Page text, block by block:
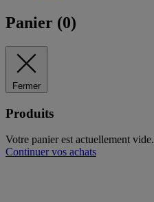
Panier (0)
Fermer
Produits
Votre panier est actuellement vide.
Continuer vos achats